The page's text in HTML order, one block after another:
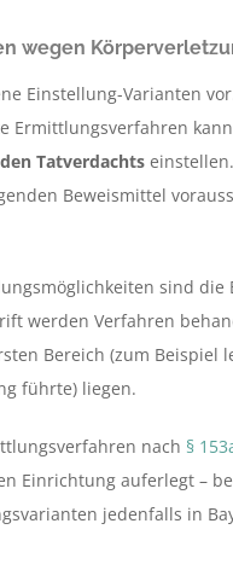
wegen
Einstellung-Varianten
Ermittlungsverfahren
Tatverdachts
Beweismittel
sind die
werden Verfahren
Bereich (zum
führte) liegen.
nach §
Einrichtung auferlegt –
jedenfalls in